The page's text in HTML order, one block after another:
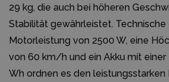
29 kg, die auch bei höheren
Stabilität gewährleistet.
Motorleistung von 2500 W, eine
von 60 km/h und ein Akku mit einer
Wh ordnen es den leistungsstarken